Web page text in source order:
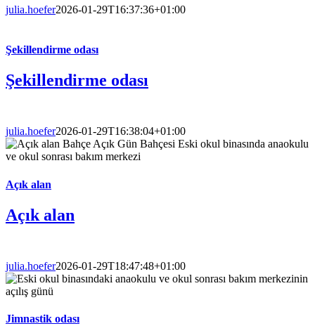
julia.hoefer2026-01-29T16:37:36+01:00
Şekillendirme odası
Şekillendirme odası
julia.hoefer2026-01-29T16:38:04+01:00
Açık alan
Açık alan
julia.hoefer2026-01-29T18:47:48+01:00
Jimnastik odası